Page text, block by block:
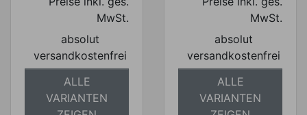
MwSt.
absolut
versandkostenfrei
ALLE
VARIANTEN
MwSt.
absolut
versandkostenfrei
ALLE
VARIANTEN